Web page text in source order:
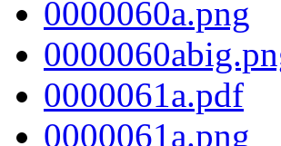
0000060a.png
0000061a.pdf
0000061a.png